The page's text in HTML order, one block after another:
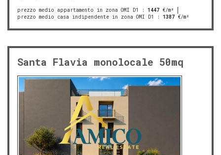
prezzo medio appartamento in zona OMI D1 : 1447 €/m²
prezzo medio casa indipendente in zona OMI D1
: 1387 €/m²
Santa Flavia monolocale 50mq